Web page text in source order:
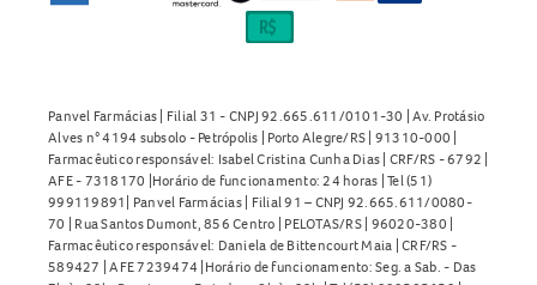
Panvel Farmácias | Filial 31 - CNPJ 92.665.611/0101-30 | Av. Protásio
Alves n° 4194 subsolo - Petrópolis | Porto Alegre/RS | 91310-000 |
Farmacêutico responsável: Isabel Cristina Cunha Dias | CRF/RS - 6792 |
AFE - 7318170 |Horário de funcionamento: 24 horas | Tel (51)
999119891| Panvel Farmácias | Filial 91 – CNPJ 92.665.611/0080-
70 | Rua Santos Dumont, 856 Centro | PELOTAS/RS | 96020-380 |
Farmacêutico responsável: Daniela de Bittencourt Maia | CRF/RS -
589427 | AFE 7239474 |Horário de funcionamento: Seg. a Sab. - Das